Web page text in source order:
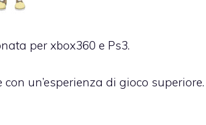
per xbox360 e Ps3.
un’esperienza di gioco superiore.